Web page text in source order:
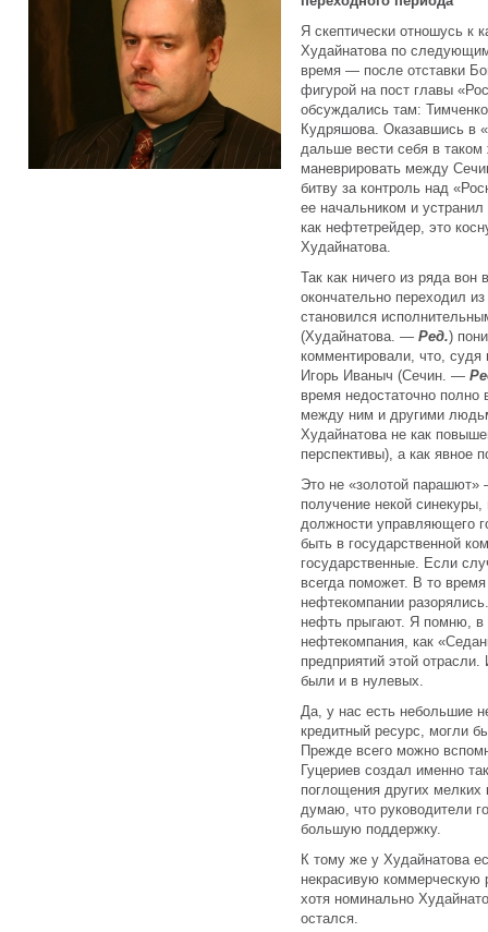
Я скептически отношусь к
Худайнатова по
время — после отставки
фигурой на пост главы
обсуждались там:
Кудряшова. Оказавшись в
дальше вести себя в
маневрировать между
битву за контроль над
ее начальником и
как нефтетрейдер, это
Худайнатова.
Так как ничего из ряда
окончательно переходил
становился
(Худайнатова. — Ред.)
комментировали, что,
Игорь Иваныч (Сечин. —
время недостаточно полно
между ним и другими
Худайнатова не как
перспективы), а как явное
Это не «золотой парашют»
получение некой
должности управляющего
быть в государственной
государственные. Если
всегда поможет. В то
нефтекомпании
нефть прыгают. Я помню, в
нефтекомпания, как
предприятий этой
были и в нулевых.
Да, у нас есть небольшие
кредитный ресурс, могли
Прежде всего можно
Гуцериев создал именно
поглощения других
думаю, что руководители
большую поддержку.
К тому же у Худайнатова
некрасивую коммерческую
хотя номинально
остался.